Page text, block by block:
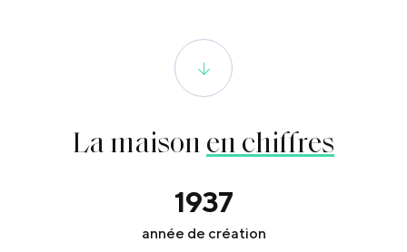
La maison en chiffres
1937
année de création